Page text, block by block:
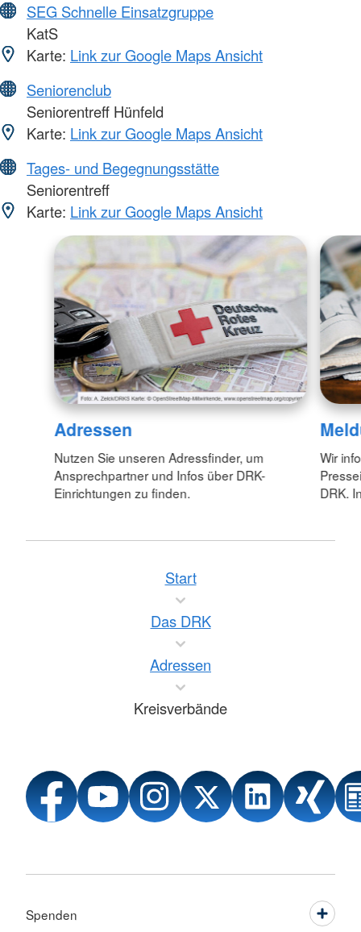
SEG Schnelle Einsatzgruppe
KatS
Karte: Link zur Google Maps Ansicht
Seniorenclub
Seniorentreff Hünfeld
Karte: Link zur Google Maps Ansicht
Tages- und Begegnungsstätte
Seniorentreff
Karte: Link zur Google Maps Ansicht
Adressen
Nutzen Sie unseren Adressfinder, um
Ansprechpartner und Infos über DRK-
Einrichtungen zu finden.
Wir
DRK.
Start
Das DRK
Adressen
Kreisverbände
Spenden